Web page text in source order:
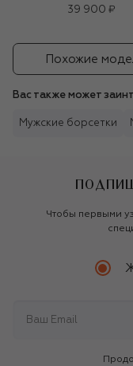
39 900 ₽
Похожие
Вас также может
Мужские борсетки
Чтобы первыми